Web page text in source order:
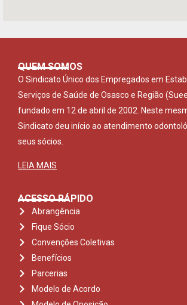
QUEM SOMOS
O Sindicato Único dos Empregados em
Serviços de Saúde de Osasco e Região
fundado em 12 de abril de 2002. Neste
Sindicato deu início ao atendimento
seus sócios.
LEIA MAIS
ACESSO RÁPIDO
Abrangência
Fique Sócio
Convenções Coletivas
Benefícios
Parcerias
Modelo de Acordo